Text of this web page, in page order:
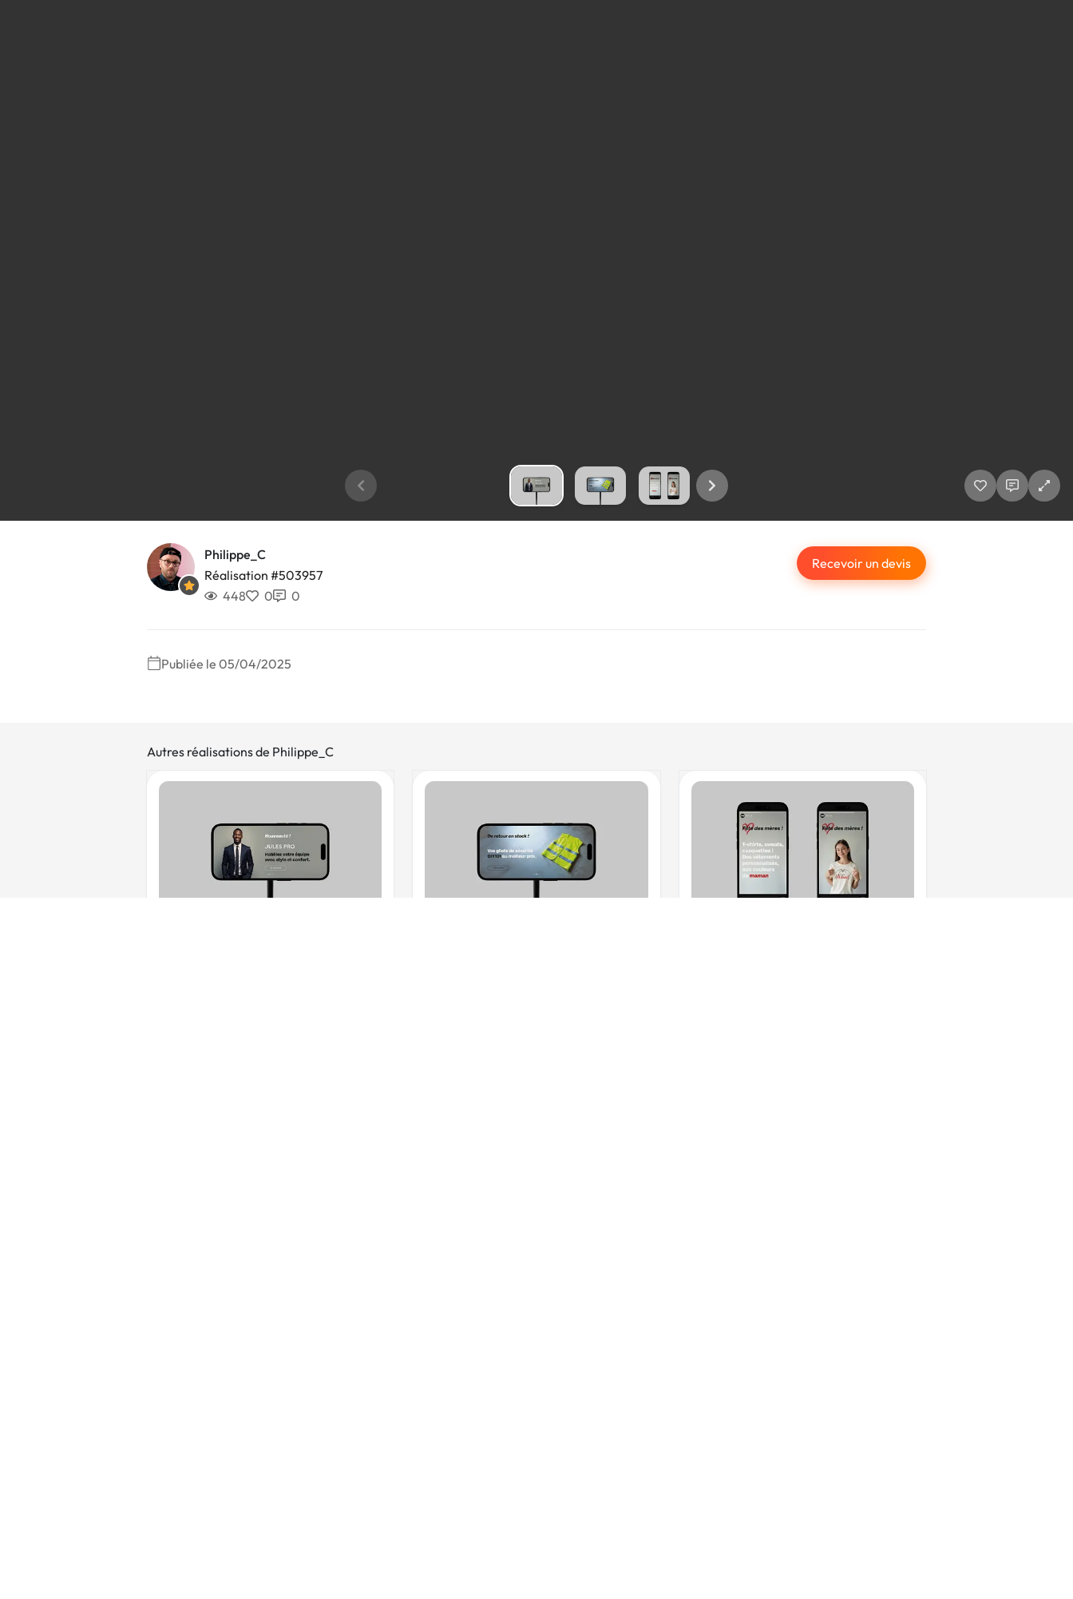
Philippe_C
Réalisation #503957
448
0 0
Recevoir un devis
Publiée le 05/04/2025
Autres réalisations de Philippe_C